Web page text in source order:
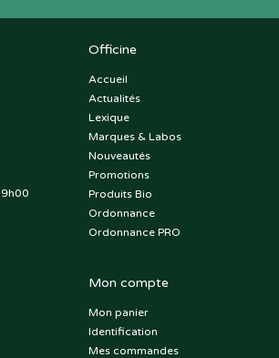
Officine
Accueil
Actualités
Lexique
Marques & Labos
Nouveautés
Promotions
Produits Bio
Ordonnance
Ordonnance PRO
Mon compte
Mon panier
Identification
Mes commandes